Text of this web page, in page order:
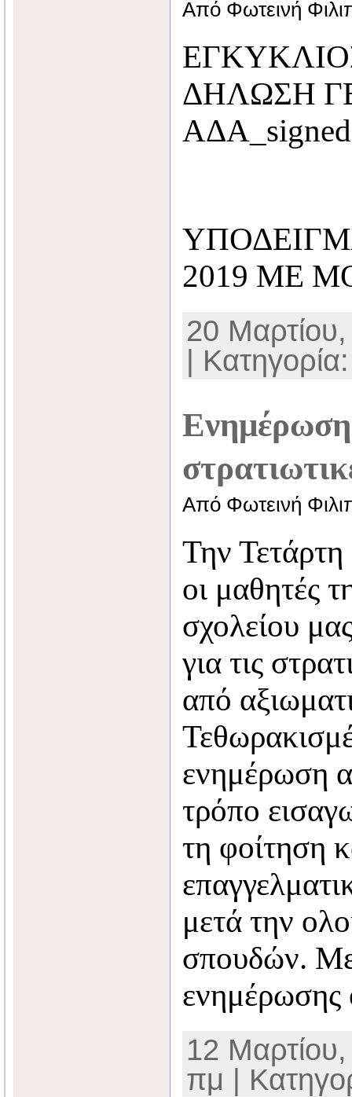
Από Φωτεινή
ΔΗΛΩΣΗ
ΑΔΑ_signed
2019 ME
20
|
Ενημέρωση
Από Φωτεινή
Την
οι μαθητές
σχολείου
για τις
από
ενημέρωση
τρόπο
τη φοίτηση
μετά την
σπουδών.
12
πμ |